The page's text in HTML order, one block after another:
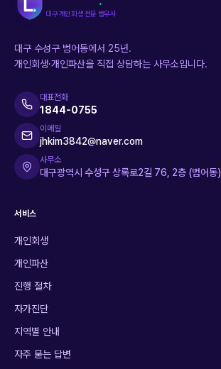
대구 개인회생 전문 법무사
대구 수성구 범어동에서 25년.
개인회생·개인파산을 직접 상담하는 사무소입니다.
대표전화
1844-0755
이메일
jhkim3842@naver.com
사무소
대구광역시 수성구 상록로2길 76, 2층 (범어동)
서비스
개인회생
개인파산
진행 절차
자가진단
지역별 안내
자주 묻는 답변